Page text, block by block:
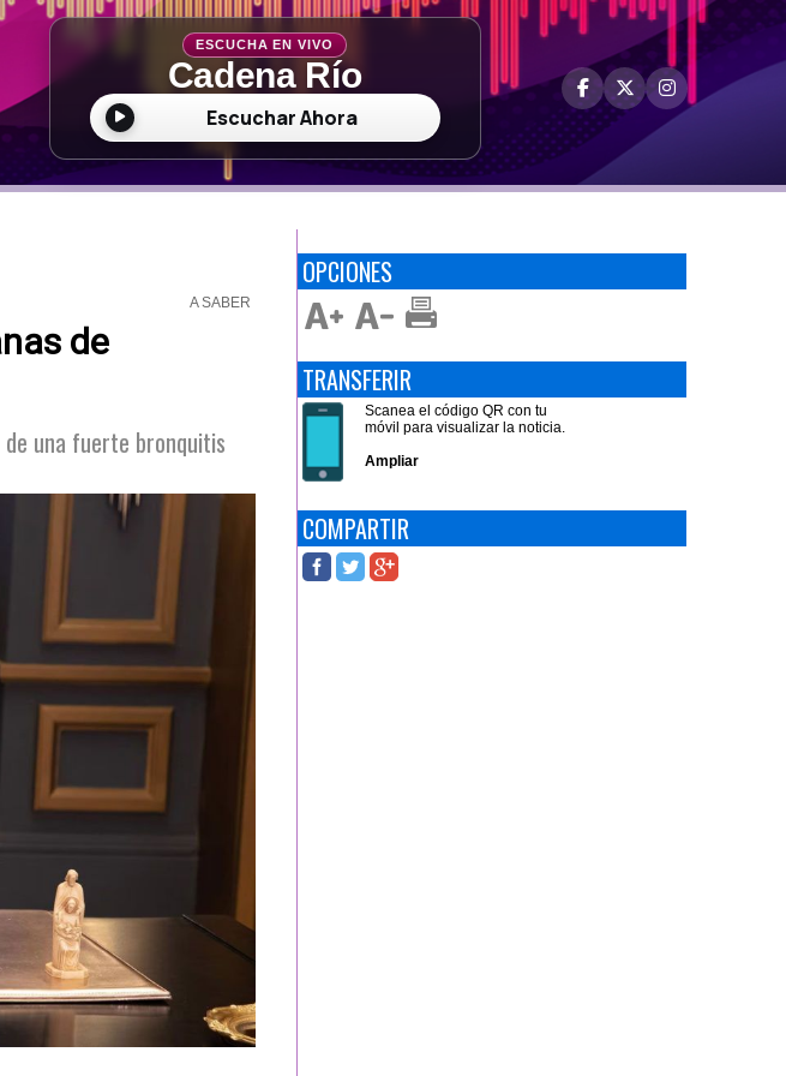
ESCUCHA EN VIVO
Cadena Río
Escuchar Ahora
A SABER
de
una fuerte bronquitis
OPCIONES
TRANSFERIR
Scanea el código QR con tu
móvil para visualizar la noticia.
Ampliar
COMPARTIR